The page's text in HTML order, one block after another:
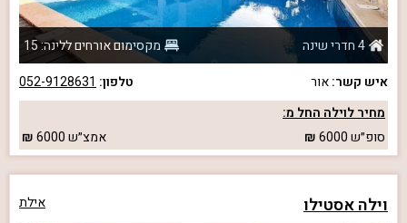
4 חדרי שינה
מקסימום אורחים ללינה: 15
איש קשר:אור טלפון: 052-9128631
מחיר לוילה החל מ:
סופ״ש6000 אמצ״ש6000
וילה אסטילו אילת